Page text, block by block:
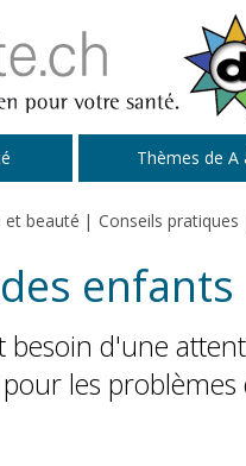
Thèmes de A
et beauté Conseils pratiques
enfants
besoin d'une
les